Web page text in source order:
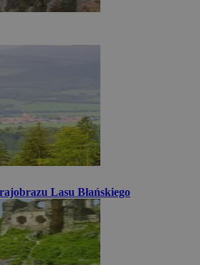
Lasu Błańskiego